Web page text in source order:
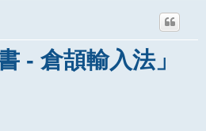
- 倉頡輸入法」